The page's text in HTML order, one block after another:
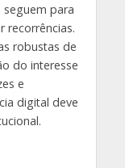
seguem para
recorrências.
robustas de
do interesse
e
digital deve